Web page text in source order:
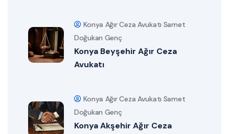
Konya Ağır Ceza Avukatı Samet
Doğukan Genç
Konya Beyşehir Ağır Ceza
Avukatı
Konya Ağır Ceza Avukatı Samet
Doğukan Genç
Konya Akşehir Ağır Ceza